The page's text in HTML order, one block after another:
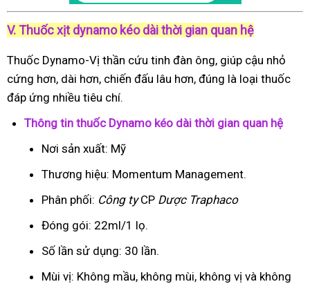
V. Thuốc xịt dynamo kéo dài thời gian quan hệ
Thuốc Dynamo-Vị thần cứu tinh đàn ông, giúp cậu nhỏ
cứng hơn, dài hơn, chiến đấu lâu hơn, đúng là loại thuốc
đáp ứng nhiều tiêu chí.
Thông tin thuốc Dynamo kéo dài thời gian quan hệ
Nơi sản xuất: Mỹ
Thương hiệu: Momentum Management.
Phân phối: Công tyCP Dược Traphaco
Đóng gói: 22ml/1 lọ.
Số lần sử dụng: 30 lần.
Mùi vị: Không mầu, không mùi, không vị và không